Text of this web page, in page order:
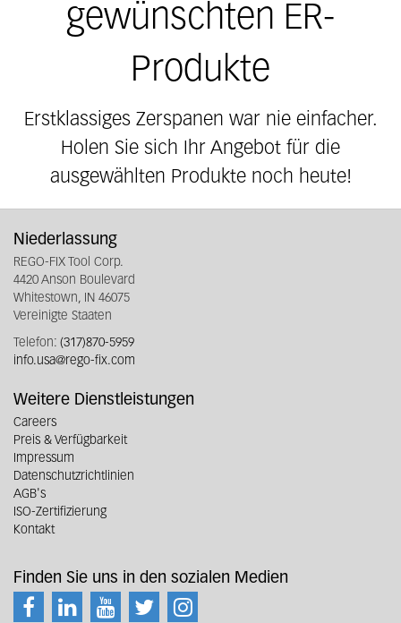
gewünschten ER-
Produkte
Erstklassiges Zerspanen war nie einfacher.
Holen Sie sich Ihr Angebot für die
ausgewählten Produkte noch heute!
Niederlassung
REGO-FIX Tool Corp.
4420 Anson Boulevard
Whitestown, IN 46075
Vereinigte Staaten
Telefon: (317)870-5959
info.usa@rego-fix.com
Weitere Dienstleistungen
Careers
Preis & Verfügbarkeit
Impressum
Datenschutzrichtlinien
AGB's
ISO-Zertifizierung
Kontakt
Finden Sie uns in den sozialen Medien